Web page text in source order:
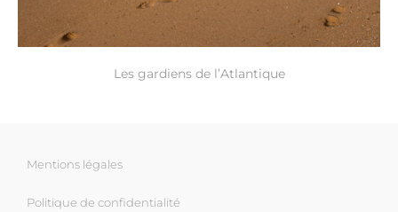
Les gardiens de l’Atlantique
Mentions légales
Politique de confidentialité